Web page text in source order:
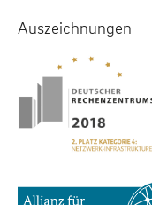
Auszeichnungen